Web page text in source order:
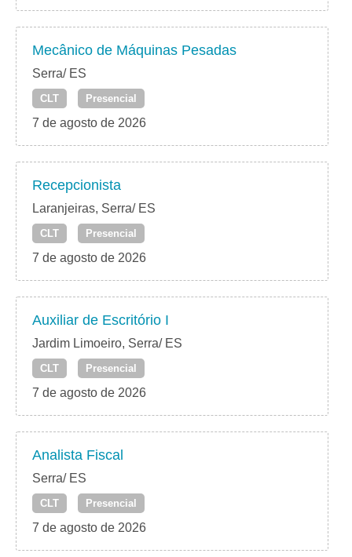
Mecânico de Máquinas Pesadas
Serra/ ES
CLT Presencial
7 de agosto de 2026
Recepcionista
Laranjeiras, Serra/ ES
CLT Presencial
7 de agosto de 2026
Auxiliar de Escritório I
Jardim Limoeiro, Serra/ ES
CLT Presencial
7 de agosto de 2026
Analista Fiscal
Serra/ ES
CLT Presencial
7 de agosto de 2026